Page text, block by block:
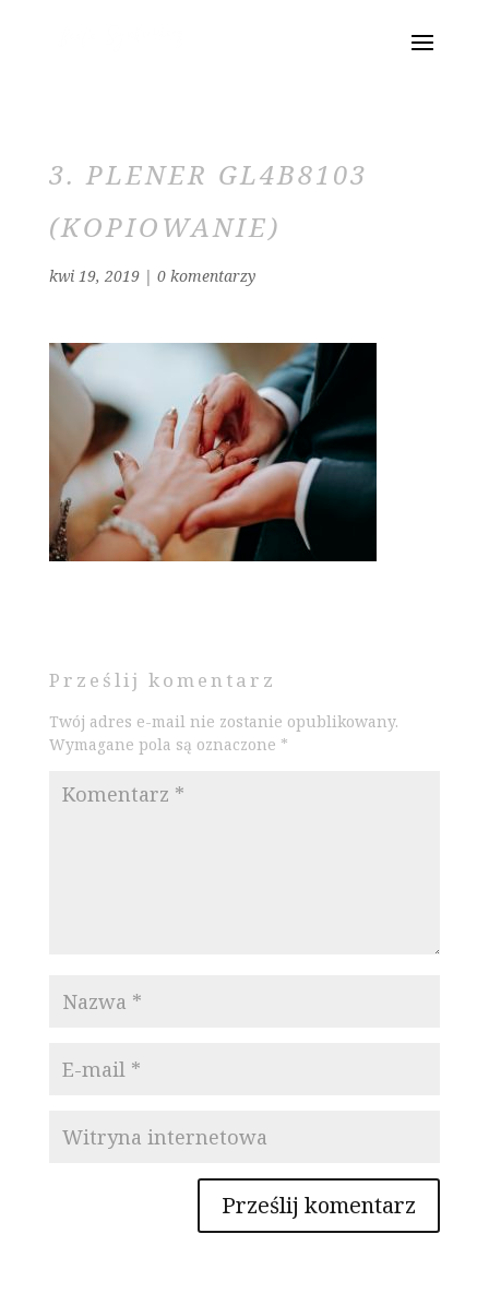
3. PLENER GL4B8103
(KOPIOWANIE)
kwi 19, 2019| 0 komentarzy
Prześlij komentarz
Twój adres e-mail nie zostanie opublikowany.
Wymagane pola są oznaczone *